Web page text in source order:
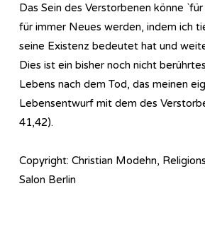
Das Sein des Verstorbenen könne
für immer Neues werden, indem ich
seine Existenz bedeutet hat und
Dies ist ein bisher noch nicht
Lebens nach dem Tod, das meinen
Lebensentwurf mit dem des
41,42).
Copyright: Christian Modehn,
Salon Berlin